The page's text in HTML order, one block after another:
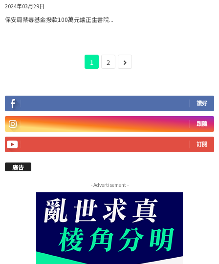
2024年03月29日
保安局禁毒基金撥款100萬元讓正生書院...
1 2
讚好
跟隨
訂閱
廣告
- Advertisement -